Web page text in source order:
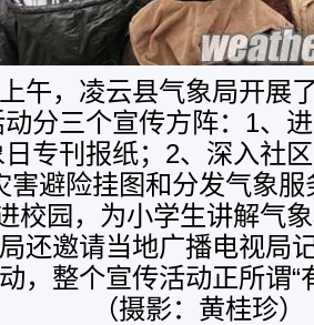
午，凌云县气象局开展
分三个宣传方阵：1、
专刊报纸；2、深入社
害避险挂图和分发气象
校园，为小学生讲解气
还邀请当地广播电视局
，整个宣传活动正所谓“
（摄影：黄桂珍）